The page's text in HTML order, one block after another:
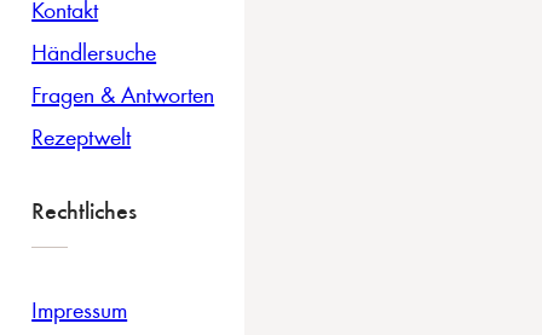
Kontakt
Händlersuche
Fragen & Antworten
Rezeptwelt
Rechtliches
Impressum